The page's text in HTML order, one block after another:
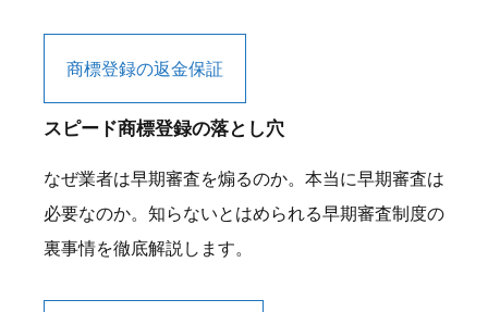
商標登録の返金保証
スピード商標登録の落とし穴
なぜ業者は早期審査を煽るのか。本当に早期審査は
必要なのか。知らないとはめられる早期審査制度の
裏事情を徹底解説します。